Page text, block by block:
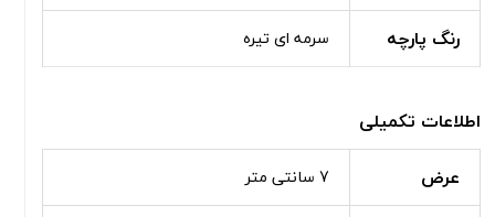
رنگ پارچه سرمه ای تیره
اطلاعات تکمیلی
عرض
7 سانتی متر